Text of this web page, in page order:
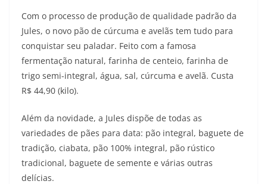
Com o processo de produção de qualidade padrão da
Jules, o novo pão de cúrcuma e avelãs tem tudo para
conquistar seu paladar. Feito com a famosa
fermentação natural, farinha de centeio, farinha de
trigo semi-integral, água, sal, cúrcuma e avelã. Custa
R$ 44,90 (kilo).
Além da novidade, a Jules dispõe de todas as
variedades de pães para data: pão integral, baguete de
tradição, ciabata, pão 100% integral, pão rústico
tradicional, baguete de semente e várias outras
delícias.